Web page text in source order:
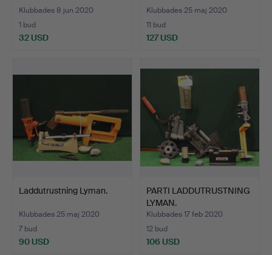
Klubbades 8 jun 2020
1 bud
32 USD
Klubbades 25 maj 2020
11 bud
127 USD
Laddutrustning Lyman.
Klubbades 25 maj 2020
7 bud
90 USD
PARTI LADDUTRUSTNING
LYMAN.
Klubbades 17 feb 2020
12 bud
106 USD